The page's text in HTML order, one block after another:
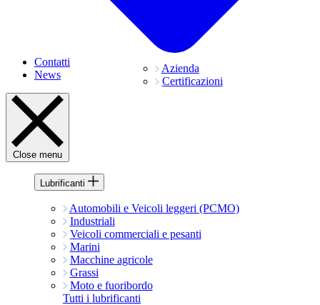
Azienda
Certificazioni
Contatti
News
Close menu
Lubrificanti
Automobili e Veicoli leggeri (PCMO)
Industriali
Veicoli commerciali e pesanti
Marini
Macchine agricole
Grassi
Moto e fuoribordo
Tutti i lubrificanti